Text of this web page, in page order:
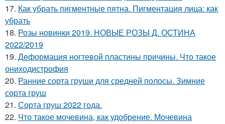
17. Как убрать пигментные пятна. Пигментация лица: как
убрать
18. Розы новинки 2019. НОВЫЕ РОЗЫ Д. ОСТИНА
2022/2019
19. Деформация ногтевой пластины причины. Что такое
ониходистрофия
20. Ранние сорта груши для средней полосы. Зимние
сорта груш
21. Сорта груш 2022 года.
22. Что такое мочевина, как удобрение. Мочевина